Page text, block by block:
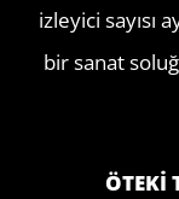
izleyici sayısı
bir sanat
ÖTEKİ